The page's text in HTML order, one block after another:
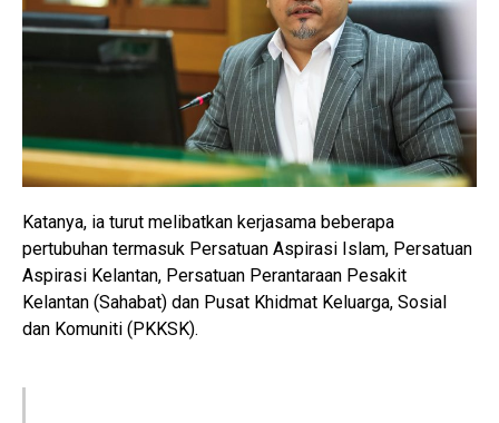
Katanya, ia turut melibatkan kerjasama beberapa
pertubuhan termasuk Persatuan Aspirasi Islam, Persatuan
Aspirasi Kelantan, Persatuan Perantaraan Pesakit
Kelantan (Sahabat) dan Pusat Khidmat Keluarga, Sosial
dan Komuniti (PKKSK).